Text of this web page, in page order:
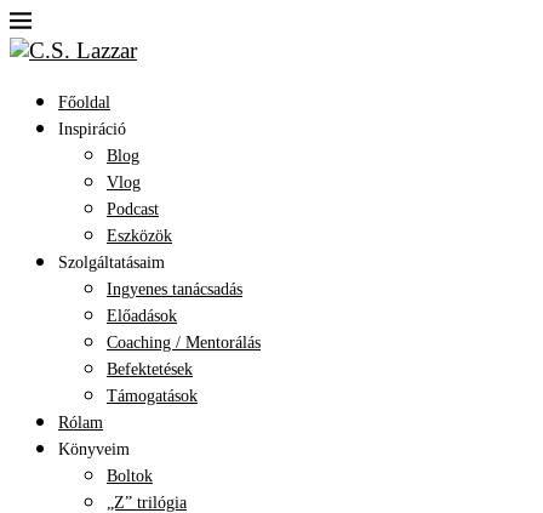
Főoldal
Inspiráció
Blog
Vlog
Podcast
Eszközök
Szolgáltatásaim
Ingyenes tanácsadás
Előadások
Coaching / Mentorálás
Befektetések
Támogatások
Rólam
Könyveim
Boltok
„Z” trilógia